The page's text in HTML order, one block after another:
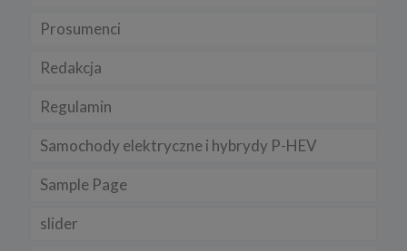
Prosumenci
Redakcja
Regulamin
Samochody elektryczne i hybrydy P-HEV
Sample Page
slider